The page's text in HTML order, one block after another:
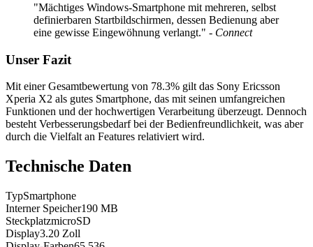
"Mächtiges Windows-Smartphone mit mehreren, selbst
definierbaren Startbildschirmen, dessen Bedienung aber
eine gewisse Eingewöhnung verlangt." - Connect
Unser Fazit
Mit einer Gesamtbewertung von 78.3% gilt das Sony Ericsson
Xperia X2 als gutes Smartphone, das mit seinen umfangreichen
Funktionen und der hochwertigen Verarbeitung überzeugt. Dennoch
besteht Verbesserungsbedarf bei der Bedienfreundlichkeit, was aber
durch die Vielfalt an Features relativiert wird.
Technische Daten
TypSmartphone
Interner Speicher190 MB
SteckplatzmicroSD
Display3.20 Zoll